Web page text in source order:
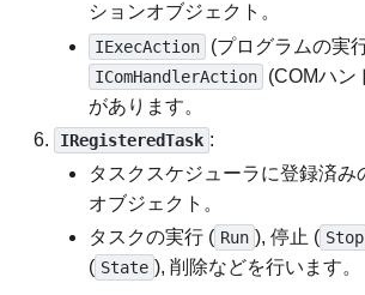
ションオブジェクト。
IExecAction (プログラムの実
IComHandlerAction
(COMハン
があります。
IRegisteredTask :
タスクスケジューラに登録済み
オブジェクト。
タスクの実行 ( Run ), 停止 ( Stop
( State ), 削除などを行います。